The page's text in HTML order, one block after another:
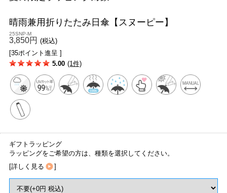
晴雨兼用折りたたみ日傘【スヌーピー】
25SNP-M
3,850円 (税込)
[35ポイント進呈 ]
5.00 (1件)
ギフトラッピング
ラッピングをご希望の方は、種類を選択してください。
[詳しく見る ]